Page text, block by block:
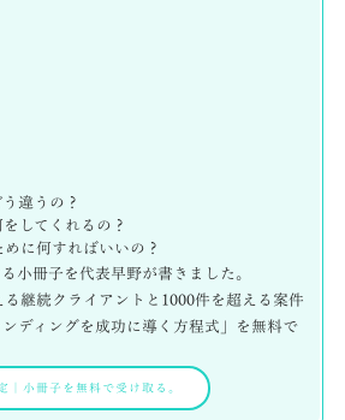
違うの？
してくれるの？
に何すればいいの？
小冊子を代表早野が書きました。
継続クライアントと1000件を超える案件
ディングを成功に導く方程式」を無料で
｜ 小冊子を無料で受け取る。